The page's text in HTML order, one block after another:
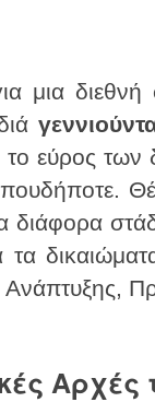
μια
το εύρος
διάφορα
Αρχές